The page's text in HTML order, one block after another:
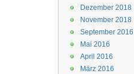
Dezember 2018
November 2018
September 2016
Mai 2016
April 2016
März 2016